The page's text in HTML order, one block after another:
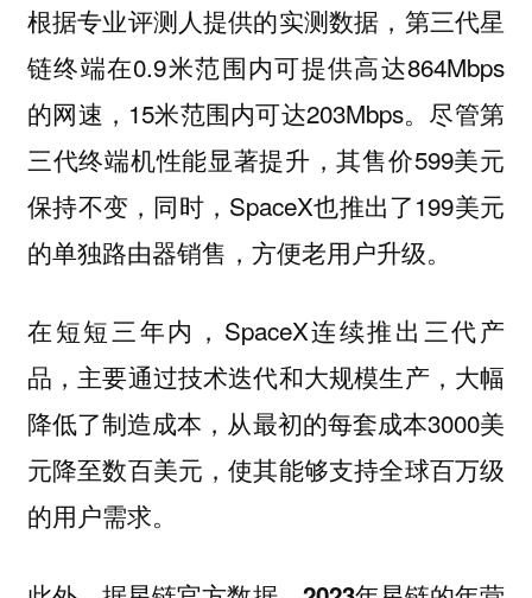
根据专业评测人提供的实测数据，第三代星
链终端在0.9米范围内可提供高达864Mbps
的网速，15米范围内可达203Mbps。尽管第
三代终端机性能显著提升，其售价599美元
保持不变，同时，SpaceX也推出了199美元
的单独路由器销售，方便老用户升级。
在短短三年内，SpaceX连续推出三代产
品，主要通过技术迭代和大规模生产，大幅
降低了制造成本，从最初的每套成本3000美
元降至数百美元，使其能够支持全球百万级
的用户需求。